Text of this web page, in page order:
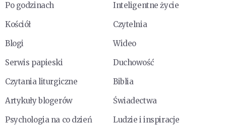
Po godzinach
Inteligentne życie
Kościół
Czytelnia
Blogi
Wideo
Serwis papieski
Duchowość
Czytania liturgiczne
Biblia
Artykuły blogerów
Świadectwa
Psychologia na co dzień
Ludzie i inspiracje